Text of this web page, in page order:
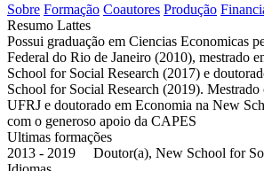
Sobre Formação Coautores Produção
Resumo Lattes
Possui graduação em Ciencias Economicas
Federal do Rio de Janeiro (2010), mestrado
School for Social Research (2017) e
School for Social Research (2019). Mestrado
UFRJ e doutorado em Economia na New
com o generoso apoio da CAPES
Ultimas formações
2013 - 2019 Doutor(a), New School for